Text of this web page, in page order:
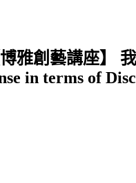
博雅創藝講座】
in terms of